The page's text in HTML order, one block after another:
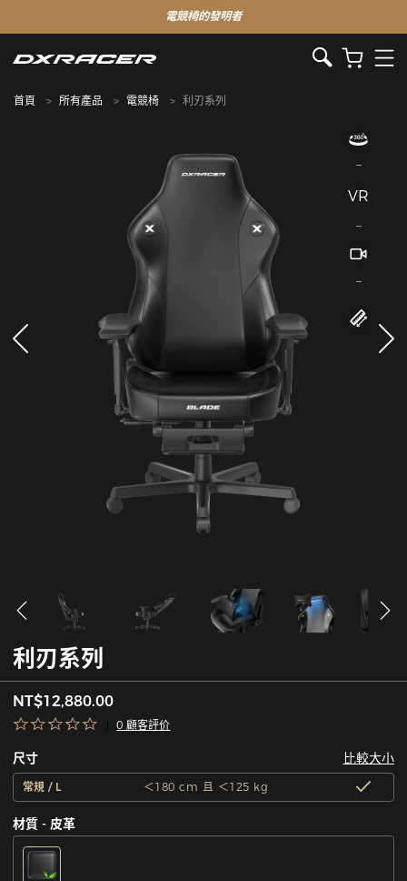
電競椅的發明者
首頁 所有產品 電競椅 利刃系列
VR
利刃系列
NT$12,880.00
0 顧客評价
尺寸 比較大小
常規 / L ＜180 cm 且 ＜125 kg
材質 - 皮革